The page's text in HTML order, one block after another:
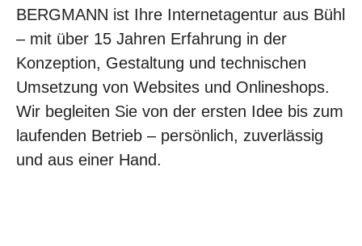
BERGMANN ist Ihre Internetagentur aus Bühl
– mit über 15 Jahren Erfahrung in der
Konzeption, Gestaltung und technischen
Umsetzung von Websites und Onlineshops.
Wir begleiten Sie von der ersten Idee bis zum
laufenden Betrieb – persönlich, zuverlässig
und aus einer Hand.